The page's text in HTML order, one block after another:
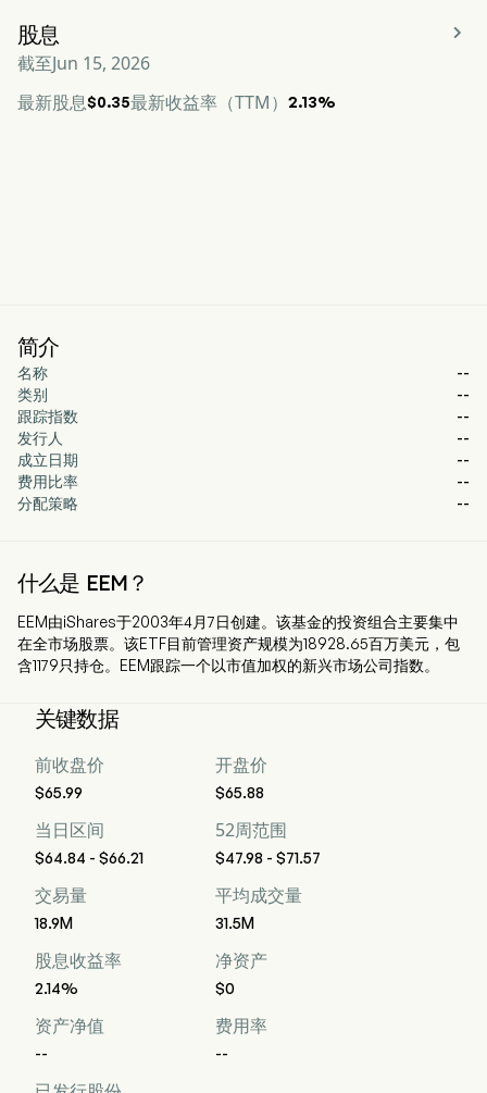
股息
截至Jun 15, 2026

最新股息$0.35最新收益率（TTM） 2.13%
简介
名称
--
类别
--
跟踪指数
--
发行人
--
成立日期
--
费用比率
--
分配策略
--
什么是 EEM？
EEM由iShares于2003年4月7日创建。该基金的投资组合主要集中
在全市场股票。该ETF目前管理资产规模为18928.65百万美元，包
含1179只持仓。EEM跟踪一个以市值加权的新兴市场公司指数。
关键数据
前收盘价
$65.99
开盘价
$65.88
当日区间
$64.84 - $66.21
52周范围
$47.98 - $71.57
交易量
18.9M
平均成交量
31.5M
股息收益率
2.14%
净资产
$0
资产净值
--
费用率
--